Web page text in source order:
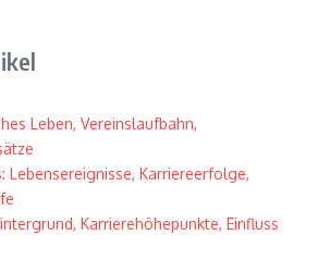
Leben, Vereinslaufbahn,
Lebensereignisse, Karriereerfolge,
Karrierehöhepunkte, Einfluss